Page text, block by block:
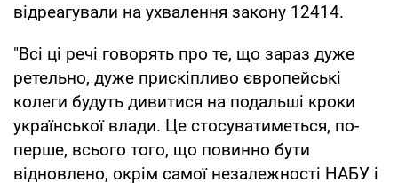
відреагували на ухвалення закону 12414.
"Всі ці речі говорять про те, що зараз дуже
ретельно, дуже прискіпливо європейські
колеги будуть дивитися на подальші кроки
української влади. Це стосуватиметься, по-
перше, всього того, що повинно бути
відновлено, окрім самої незалежності НАБУ і